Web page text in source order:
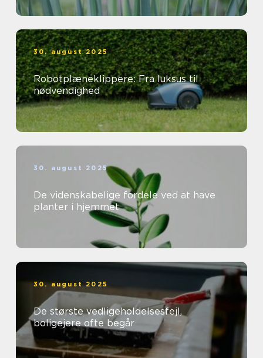
30. august 2025
Robotplæneklippere: Fra luksus til
nødvendighed
30. august 2025
De videnskabelige fordele ved at have
planter i hjemmet
30. august 2025
De største vedligeholdelsesfejl,
boligejere ofte begår